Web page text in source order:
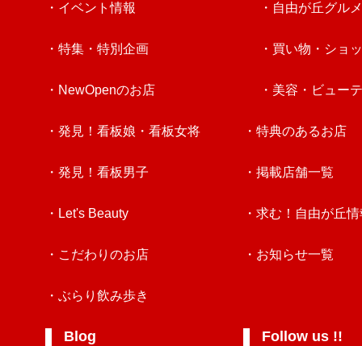
・イベント情報
・特集・特別企画
・NewOpenのお店
・発見！看板娘・看板女将
・発見！看板男子
・Let's Beauty
・こだわりのお店
・ぶらり飲み歩き
Blog
・自由が丘グルメ
・買い物・ショ
・美容・ビュー
・特典のあるお店
・掲載店舗一覧
・求む！自由が丘
・お知らせ一覧
Follow us !!